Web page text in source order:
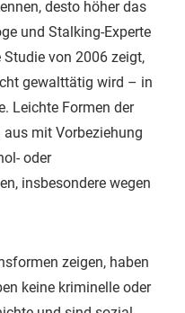
desto höher das
und Stalking-Experte
von 2006 zeigt,
gewalttätig wird – in
Leichte Formen der
mit Vorbeziehung
oder
insbesondere wegen
zeigen, haben
keine kriminelle oder